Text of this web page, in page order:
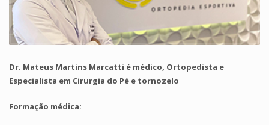
Dr. Mateus Martins Marcatti é médico, Ortopedista e
Especialista em Cirurgia do Pé e tornozelo
Formação médica: